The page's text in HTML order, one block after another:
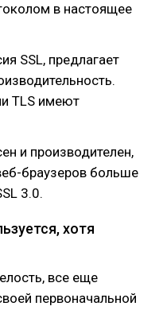
в настоящее
SSL, предлагает
TLS имеют
и производителен,
браузеров больше
3.0.
хотя
все еще
первоначальной